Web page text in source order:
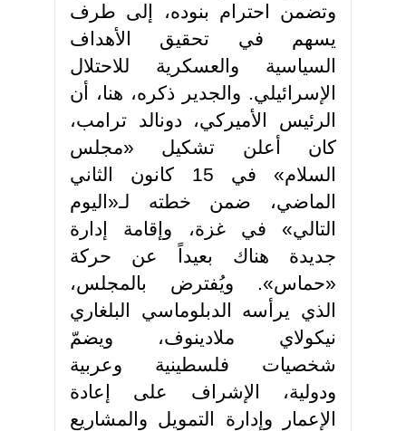
وتضمن احترام بنوده، إلى طرف
يسهم في تحقيق الأهداف
السياسية والعسكرية للاحتلال
الإسرائيلي. والجدير ذكره، هنا، أن
الرئيس الأميركي، دونالد ترامب،
كان أعلن تشكيل «مجلس
السلام» في 15 كانون الثاني
الماضي، ضمن خطته لـ«اليوم
التالي» في غزة، وإقامة إدارة
جديدة هناك بعيداً عن حركة
«حماس». ويُفترض بالمجلس،
الذي يرأسه الدبلوماسي البلغاري
نيكولاي ملادينوف، ويضمّ
شخصيات فلسطينية وعربية
ودولية، الإشراف على إعادة
الإعمار وإدارة التمويل والمشاريع